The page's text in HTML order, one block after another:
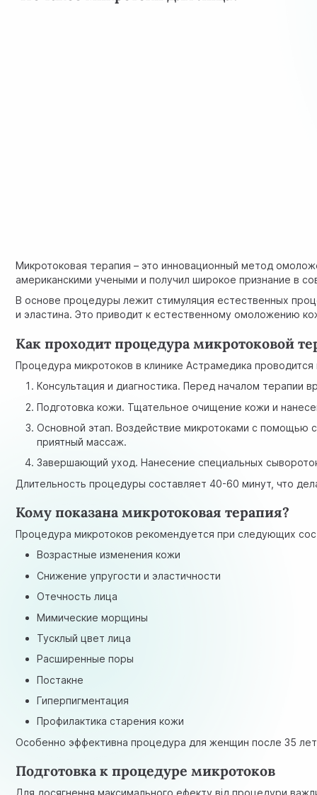
Микротоковая терапия – это инновационный метод
американскими учеными и получил широкое признание в
В основе процедуры лежит стимуляция естественных
и эластина. Это приводит к естественному омоложению
Как проходит процедура микротоковой
Процедура микротоков в клинике Астрамедика проводится
Консультация и диагностика. Перед началом терапии
Подготовка кожи. Тщательное очищение кожи и
Основной этап. Воздействие микротоками с помощью
приятный массаж.
Завершающий уход. Нанесение специальных
Длительность процедуры составляет 40-60 минут, что
Кому показана микротоковая терапия?
Процедура микротоков рекомендуется при следующих
Возрастные изменения кожи
Снижение упругости и эластичности
Отечность лица
Мимические морщины
Тусклый цвет лица
Расширенные поры
Постакне
Гиперпигментация
Профилактика старения кожи
Особенно эффективна процедура для женщин после 35
Подготовка к процедуре микротоков